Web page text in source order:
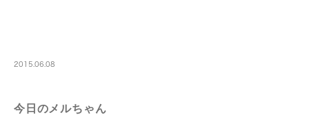
2015.06.08
今日のメルちゃん